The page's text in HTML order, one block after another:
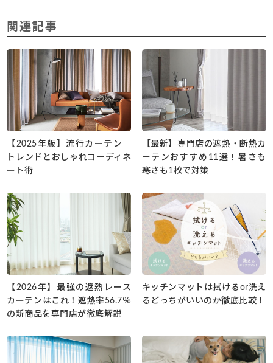
関連記事
【2025年版】流行カーテン｜
トレンドとおしゃれコーディネ
ート術
【最新】専門店の遮熱・断熱カ
ーテンおすすめ11選！暑さも
寒さも1枚で対策
【2026年】最強の遮熱レース
カーテンはこれ！遮熱率56.7％
の新商品を専門店が徹底解説
キッチンマットは拭けるor洗え
るどっちがいいのか徹底比較！